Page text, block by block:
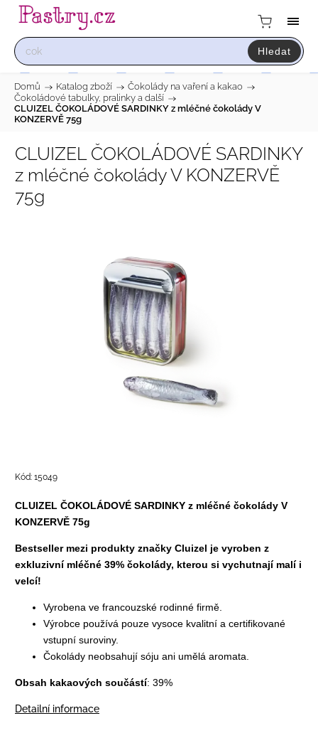
Hledat
Domů / Katalog zboží / Čokolády na vaření a kakao /
Čokoládové tabulky, pralinky a další /
CLUIZEL ČOKOLÁDOVÉ SARDINKY z mléčné čokolády V
KONZERVĚ 75g
CLUIZEL ČOKOLÁDOVÉ SARDINKY
z mléčné čokolády V KONZERVĚ
75g
Kód: 15049
CLUIZEL ČOKOLÁDOVÉ SARDINKY z mléčné čokolády V
KONZERVĚ 75g
Bestseller mezi produkty značky Cluizel je vyroben z
exkluzivní mléčné 39% čokolády, kterou si vychutnají malí i
velcí!
Vyrobena ve francouzské rodinné firmě.
Výrobce používá pouze vysoce kvalitní a certifikované
vstupní suroviny.
Čokolády neobsahují sóju ani umělá aromata.
Obsah kakaových součástí: 39%
Detailní informace